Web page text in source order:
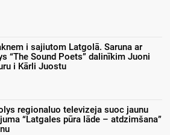
i sajiutom Latgolā. Saruna ar
“The Sound Poets” dalinīkim Juoni
i Kārli Juostu
regionaluo televizeja suoc jaunu
“Latgales pūra lāde – atdzimšana”